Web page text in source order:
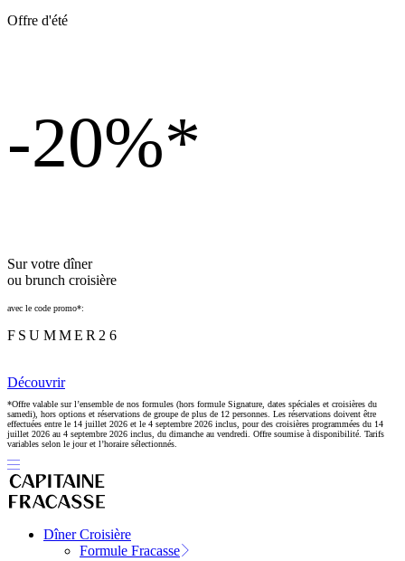
Offre d'été
-20%*
Sur votre dîner
ou brunch croisière
avec le code promo*:
FSUMMER26
Découvrir
*Offre valable sur l’ensemble de nos formules (hors formule Signature, dates spéciales et croisières du
samedi), hors options et réservations de groupe de plus de 12 personnes. Les réservations doivent être
effectuées entre le 14 juillet 2026 et le 4 septembre 2026 inclus, pour des croisières programmées du 14
juillet 2026 au 4 septembre 2026 inclus, du dimanche au vendredi. Offre soumise à disponibilité. Tarifs
variables selon le jour et l’horaire sélectionnés.
Dîner Croisière
Formule Fracasse